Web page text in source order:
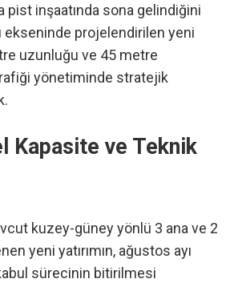
pist inşaatında sona gelindiğini
ekseninde projelendirilen yeni
uzunluğu ve 45 metre
yönetiminde stratejik
Kapasite ve Teknik
kuzey-güney yönlü 3 ana ve 2
yeni yatırımın, ağustos ayı
sürecinin bitirilmesi